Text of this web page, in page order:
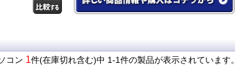
コン 1件(在庫切れ含む)中 1-1件の製品が表示されています。